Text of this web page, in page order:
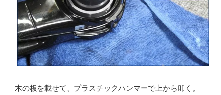
木の板を載せて、プラスチックハンマーで上から叩く。